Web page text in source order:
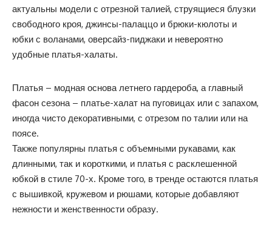
актуальны модели с отрезной талией, струящиеся блузки
свободного кроя, джинсы-палаццо и брюки-кюлоты и
юбки с воланами, оверсайз-пиджаки и невероятно
удобные платья-халаты.
Платья – модная основа летнего гардероба, а главный
фасон сезона – платье-халат на пуговицах или с запахом,
иногда чисто декоративными, с отрезом по талии или на
поясе.
Также популярны платья с объемными рукавами, как
длинными, так и короткими, и платья с расклешенной
юбкой в стиле 70-х. Кроме того, в тренде остаются платья
с вышивкой, кружевом и рюшами, которые добавляют
нежности и женственности образу.